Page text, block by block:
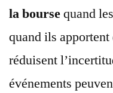
la boursequand
quand ils
réduisent
événements